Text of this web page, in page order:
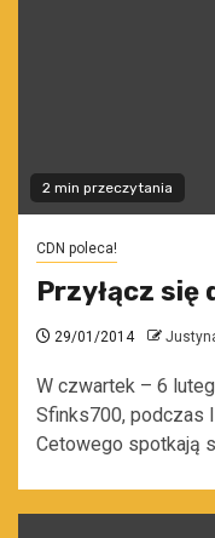
2 min przeczytania
CDN poleca!
Przyłącz się
29/01/2014
W czwartek – 6
Sfinks700, podczas
Cetowego spotkają